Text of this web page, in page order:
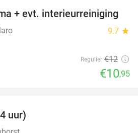
9%
+ evt. interieurreiniging
9.7 star
Regulier €12
€10,95
uur)